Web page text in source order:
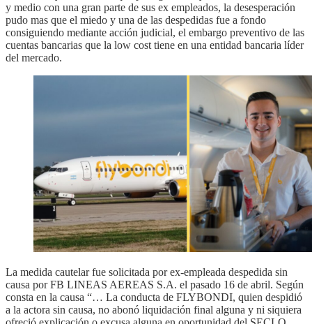
y medio con una gran parte de sus ex empleados, la desesperación
pudo mas que el miedo y una de las despedidas fue a fondo
consiguiendo mediante acción judicial, el embargo preventivo de las
cuentas bancarias que la low cost tiene en una entidad bancaria líder
del mercado.
La medida cautelar fue solicitada por ex-empleada despedida sin
causa por FB LINEAS AEREAS S.A. el pasado 16 de abril. Según
consta en la causa “… La conducta de FLYBONDI, quien despidió
a la actora sin causa, no abonó liquidación final alguna y ni siquiera